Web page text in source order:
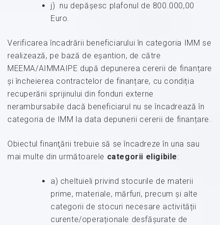
j) nu depăşesc plafonul de 800.000,00
Euro.
Verificarea încadrării beneficiarului în categoria IMM se
realizează, pe bază de eșantion, de către
MEEMA/AIMMAIPE după depunerea cererii de finanțare
și încheierea contractelor de finanțare, cu condiția
recuperării sprijinului din fonduri externe
nerambursabile dacă beneficiarul nu se încadrează în
categoria de IMM la data depunerii cererii de finanțare.
Obiectul finanţării trebuie să se încadreze în una sau
mai multe din următoarele categorii eligibile:
a) cheltuieli privind stocurile de materii
prime, materiale, mărfuri, precum și alte
categorii de stocuri necesare activității
curente/operaționale desfășurate de